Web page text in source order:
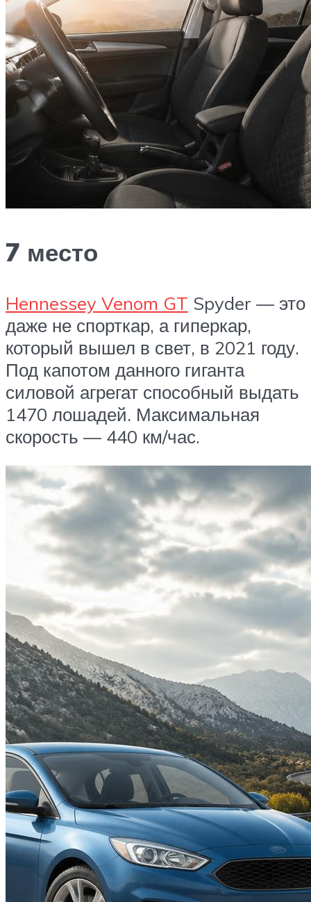
7 место
Hennessey Venom GT Spyder — это
даже не спорткар, а гиперкар,
который вышел в свет, в 2021 году.
Под капотом данного гиганта
силовой агрегат способный выдать
1470 лошадей. Максимальная
скорость — 440 км/час.